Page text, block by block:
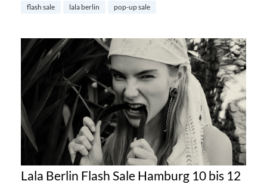
flash sale lala berlin pop-up sale
Lala Berlin Flash Sale Hamburg 10 bis 12